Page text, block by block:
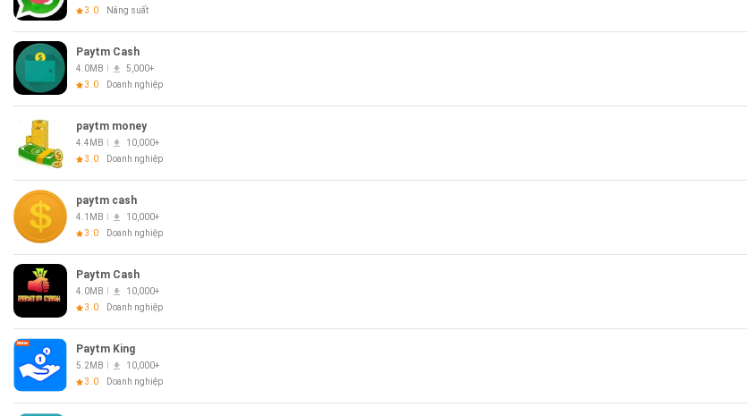
3.0
Năng suất
Paytm Cash
4.0MB
5,000+
3.0
Doanh nghiệp
paytm money
4.4MB
10,000+
3.0
Doanh nghiệp
paytm cash
4.1MB
10,000+
3.0
Doanh nghiệp
Paytm Cash
4.0MB
10,000+
3.0
Doanh nghiệp
Paytm King
5.2MB
10,000+
3.0
Doanh nghiệp